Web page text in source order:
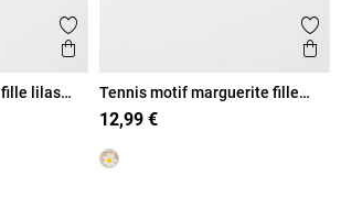
Ajouter aux favoris
Aperçu rapide
fille lilas
Tennis motif marguerite fille
(20-23)
12,99 €